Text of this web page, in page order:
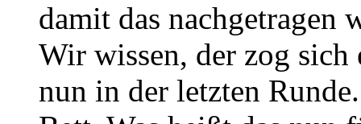
damit das nachgetragen
Wir wissen, der zog
nun in der letzten